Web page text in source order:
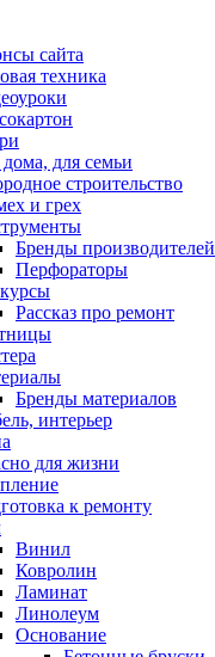
сайта
техника
для семьи
строительство
и грех
Бренды производителей
Перфораторы
Рассказ про ремонт
Бренды материалов
интерьер
для жизни
к ремонту
Винил
Ковролин
Ламинат
Линолеум
Основание